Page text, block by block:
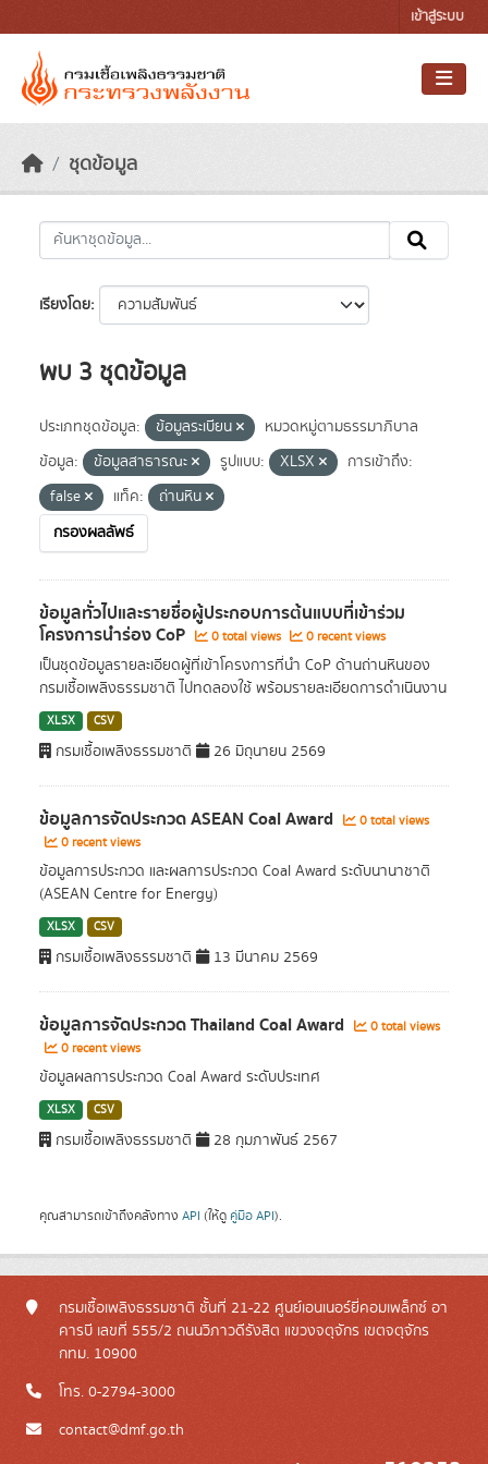
เข้าสู่ระบบ
ชุดข้อมูล
เรียงโดย
พบ 3 ชุดข้อมูล
ประเภทชุดข้อมูล: ข้อมูลระเบียน
หมวดหมู่ตามธรรมาภิบาล
ข้อมูล:
ข้อมูลสาธารณะ รูปแบบ: XLSX
การเข้าถึง:
false
แท็ค:
ถ่านหิน
กรองผลลัพธ์
ข้อมูลทั่วไปและรายชื่อผู้ประกอบการต้นแบบที่เข้าร่วม
โครงการนำร่อง CoP 0 total views 0 recent views
เป็นชุดข้อมูลรายละเอียดผู้ที่เข้าโครงการที่นำ CoP ด้านถ่านหินของ
กรมเชื้อเพลิงธรรมชาติ ไปทดลองใช้ พร้อมรายละเอียดการดำเนินงาน
XLSX CSV
กรมเชื้อเพลิงธรรมชาติ 26 มิถุนายน 2569
ข้อมูลการจัดประกวด ASEAN Coal Award
0 total views
0 recent views
ข้อมูลการประกวด และผลการประกวด Coal Award ระดับนานาชาติ
(ASEAN Centre for Energy)
XLSX CSV
กรมเชื้อเพลิงธรรมชาติ 13 มีนาคม 2569
ข้อมูลการจัดประกวด Thailand Coal Award
0 total views
0 recent views
ข้อมูลผลการประกวด Coal Award ระดับประเทศ
XLSX CSV
กรมเชื้อเพลิงธรรมชาติ 28 กุมภาพันธ์ 2567
คุณสามารถเข้าถึงคลังทาง API (ให้ดู คู่มือ API).
กรมเชื้อเพลิงธรรมชาติ ชั้นที่ 21-22 ศูนย์เอนเนอร์ยี่คอมเพล็กซ์ อา
คารบี เลขที่ 555/2 ถนนวิภาวดีรังสิต แขวงจตุจักร เขตจตุจักร
กทม. 10900
โทร. 0-2794-3000
contact@dmf.go.th